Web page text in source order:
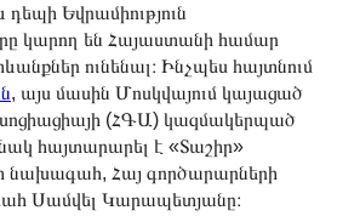
Եվրամիություն
կարող են Հայաստանի համար
ունենալ։ Ինչպես հայտնում
, այս մասին Մոսկվայում կայացած
(ՀԳԱ) կազմակերպած
հայտարարել է «Տաշիր»
նախագահ, Հայ գործարարների
Սամվել Կարապետյանը։